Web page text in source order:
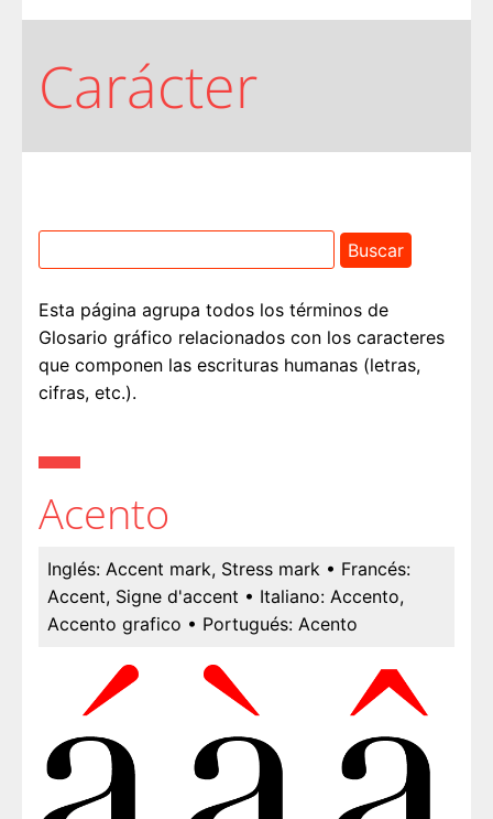
Carácter
Esta página agrupa todos los términos de
Glosario gráfico relacionados con los caracteres
que componen las escrituras humanas (letras,
cifras, etc.).
Acento
Inglés: Accent mark, Stress mark • Francés:
Accent, Signe d'accent • Italiano: Accento,
Accento grafico • Portugués: Acento